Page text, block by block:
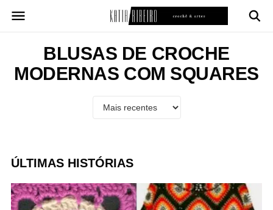
para
BLUSAS DE CROCHE
MODERNAS COM SQUARES
ÚLTIMAS HISTÓRIAS